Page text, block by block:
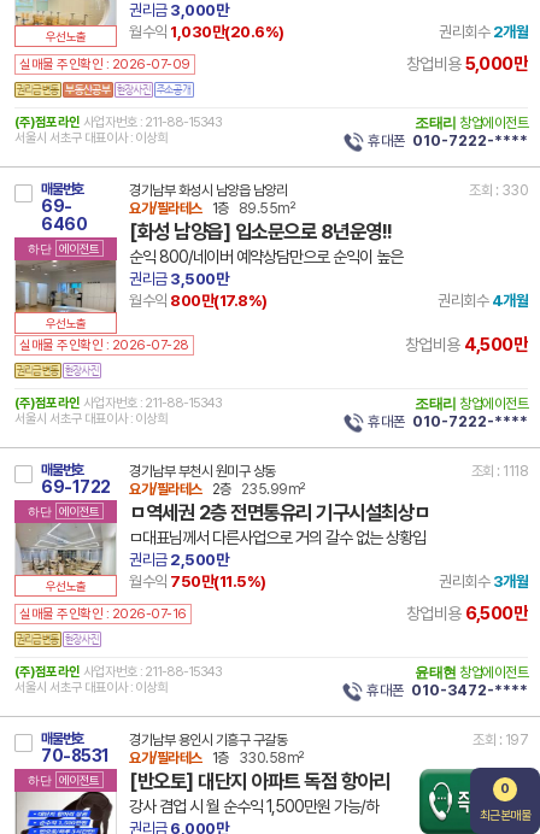
우선노출
권리금3,000만
월수익 1,030만(20.6%) 권리회수 2개월
실매물 주인확인 : 2026-07-09 창업비용5,000만
(주)점포라인 사업자번호 : 211-88-15343
서울시 서초구 대표이사 : 이상희
조태리 창업에이전트
휴대폰 010-7222-****
매물번호
69-
6460
하단 에이전트
우선노출
경기남부 화성시 남양읍 남양리
조회 : 330
요가/필라테스
1층 89.55m²
[화성 남양읍] 입소문으로 8년운영!!
순익 800/네이버 예약상담만으로 순익이 높은
권리금3,500만
월수익 800만(17.8%) 권리회수 4개월
실매물 주인확인 : 2026-07-28 창업비용 4,500만
(주)점포라인 사업자번호 : 211-88-15343
서울시 서초구 대표이사 : 이상희
조태리 창업에이전트
휴대폰 010-7222-****
매물번호
69-1722
하단 에이전트
우선노출
경기남부 부천시 원미구 상동
조회 : 1118
요가/필라테스
2층 235.99m²
ㅁ역세권 2층 전면통유리 기구시설최상ㅁ
ㅁ대표님께서 다른사업으로 거의 갈수 없는 상황입
권리금2,500만
월수익 750만(11.5%) 권리회수 3개월
실매물 주인확인 : 2026-07-16 창업비용 6,500만
(주)점포라인 사업자번호 : 211-88-15343
서울시 서초구 대표이사 : 이상희
윤태현 창업에이전트
휴대폰 010-3472-****
매물번호
70-8531
하단 에이전트
경기남부 용인시 기흥구 구갈동
조회 : 197
요가/필라테스
1층 330.58m²
[반오토] 대단지 아파트 독점 항아리
강사 겸업 시 월 순수익 1,500만원 가능/하
권리금6,000만
0
최근본매물